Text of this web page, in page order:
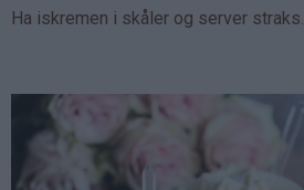
Ha iskremen i skåler og server straks.